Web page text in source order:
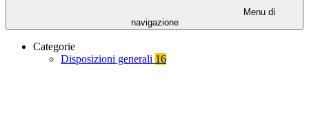
Menu di
navigazione
Categorie
Disposizioni generali 16